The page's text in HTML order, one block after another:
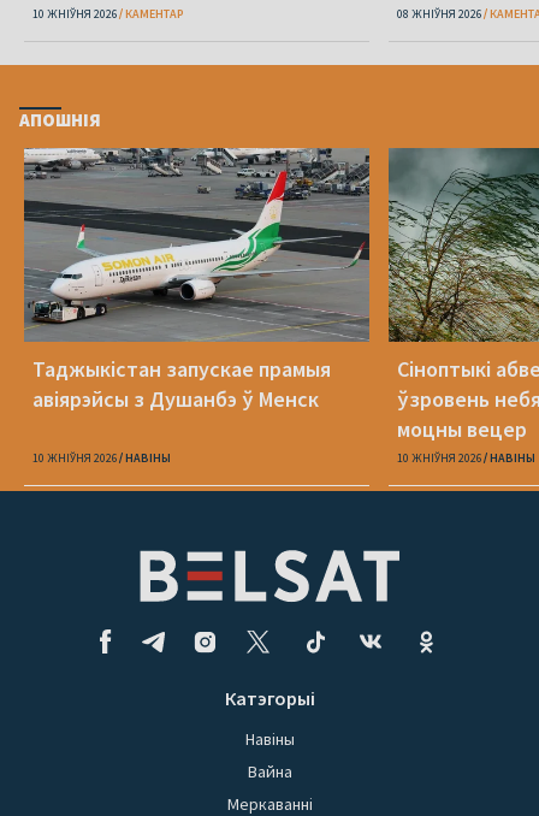
10 ЖНІЎНЯ 2026 КАМЕНТАР 08 ЖНІЎНЯ 2026
АПОШНІЯ
Таджыкістан запускае прамыя
авіярэйсы з Душанбэ ў Менск
10 ЖНІЎНЯ 2026 НАВІНЫ
Сіноптыкі
ўзровень
моцны вецер
10 ЖНІЎНЯ 2026 НАВІНЫ
Катэгорыі
Навіны
Вайна
Меркаванні